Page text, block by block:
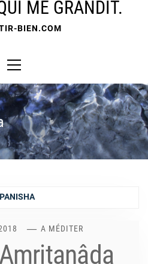
ME GRANDIT.
BIEN.COM
Menu
A MÉDITER